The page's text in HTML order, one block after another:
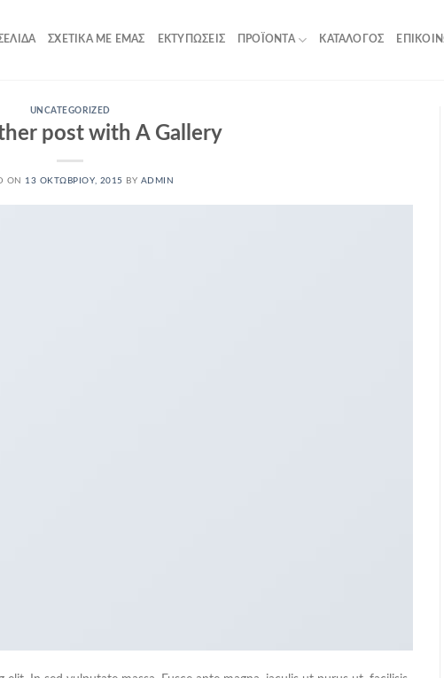
ΣΧΕΤΙΚΆ ΜΕ ΕΜΆΣ ΕΚΤΥΠΏΣΕΙΣ ΠΡΟΪΌΝΤΑ ΚΑΤΆΛΟΓΟΣ
UNCATEGORIZED
post with A Gallery
ON 13 ΟΚΤΩΒΡΊΟΥ, 2015 BY ADMIN